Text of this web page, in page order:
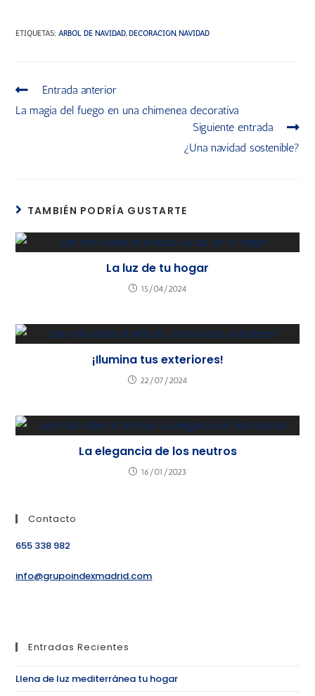
ETIQUETAS:ARBOL DE NAVIDAD, DECORACIÓN, NAVIDAD
Entrada anterior
La magia del fuego en una chimenea decorativa
Siguiente entrada
¿Una navidad sostenible?
TAMBIÉN PODRÍA GUSTARTE
La luz de tu hogar
15/04/2024
¡Ilumina tus exteriores!
22/07/2024
La elegancia de los neutros
16/01/2023
Contacto
655 338 982
info@grupoindexmadrid.com
Entradas Recientes
Llena de luz mediterránea tu hogar